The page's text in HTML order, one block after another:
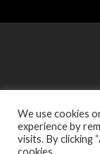
We use cookies
experience by
visits. By clicking
cookies.